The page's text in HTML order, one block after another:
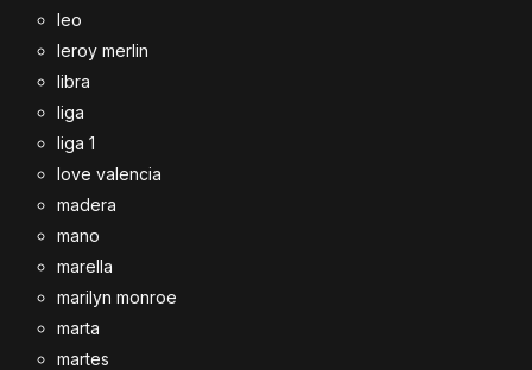
leo
leroy merlin
libra
liga
liga 1
love valencia
madera
mano
marella
marilyn monroe
marta
martes